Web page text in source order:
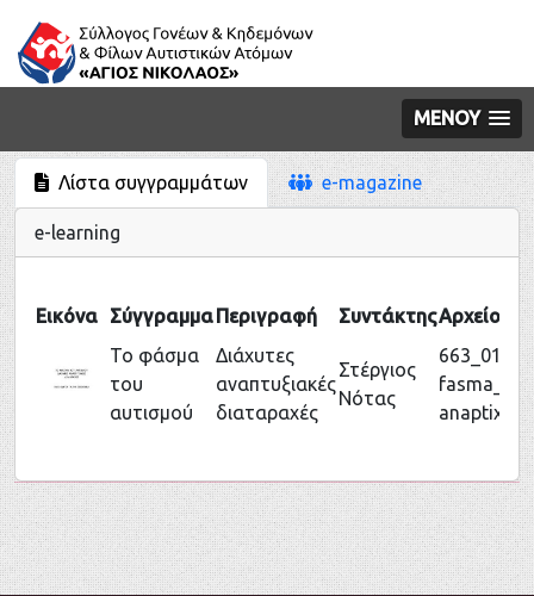
ΜΕΝΟΥ
Λίστα συγγραμμάτων e-magazine
e-learning
Εικόνα ΣύγγραμμαΠεριγραφή ΣυντάκτηςΑρχείο
Το φάσμα
του
αυτισμού
Διάχυτες
αναπτυξιακές
διαταραχές
Στέργιος
Νότας
663_01_to